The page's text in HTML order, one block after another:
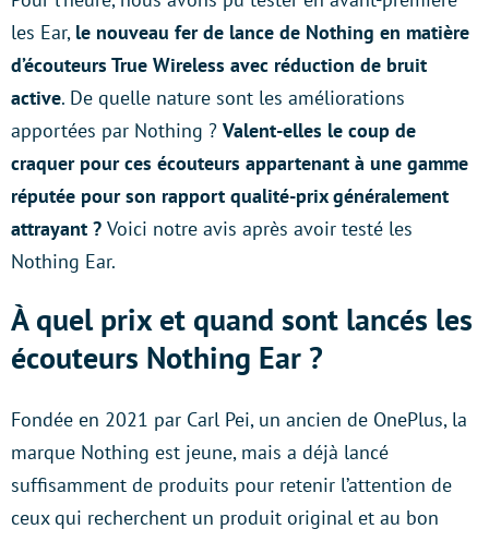
les Ear, le nouveau fer de lance de Nothing en matière
d’écouteurs True Wireless avec réduction de bruit
active. De quelle nature sont les améliorations
apportées par Nothing ? Valent-elles le coup de
craquer pour ces écouteurs appartenant à une gamme
réputée pour son rapport qualité-prix généralement
attrayant ? Voici notre avis après avoir testé les
Nothing Ear.
À quel prix et quand sont lancés les
écouteurs Nothing Ear ?
Fondée en 2021 par Carl Pei, un ancien de OnePlus, la
marque Nothing est jeune, mais a déjà lancé
suffisamment de produits pour retenir l’attention de
ceux qui recherchent un produit original et au bon